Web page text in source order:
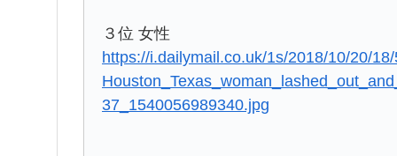
３位 女性
https://i.dailymail.co.uk/1s/2018/10/20/
37_1540056989340.jpg